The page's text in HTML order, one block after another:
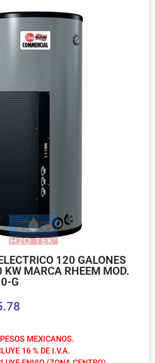
120 GALONES
MARCA RHEEM MOD.
G
MEXICANOS.
16 % DE I.V.A.